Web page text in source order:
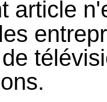
article